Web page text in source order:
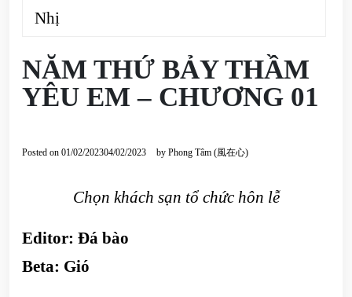
Nhị
NĂM THỨ BẢY THẦM
YÊU EM – CHƯƠNG 01
Posted on 01/02/202304/02/2023 by Phong Tâm (風在心)
Chọn khách sạn tổ chức hôn lễ
Editor: Đá bào
Beta: Gió